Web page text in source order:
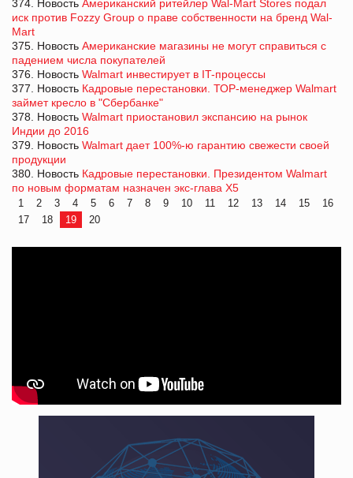
374. Новость Американский ритейлер Wal-Mart Stores подал
иск против Fozzy Group о праве собственности на бренд Wal-
Mart
375. Новость Американские магазины не могут справиться с
падением числа покупателей
376. Новость Walmart инвестирует в IT-процессы
377. Новость Кадровые перестановки. ТОР-менеджер Walmart
займет кресло в "Сбербанке"
378. Новость Walmart приостановил экспансию на рынок
Индии до 2016
379. Новость Walmart дает 100%-ю гарантию свежести своей
продукции
380. Новость Кадровые перестановки. Президентом Walmart
по новым форматам назначен экс-глава Х5
1 2 3 4 5 6 7 8 9 10 11 12 13 14 15
16
17
18 19 20